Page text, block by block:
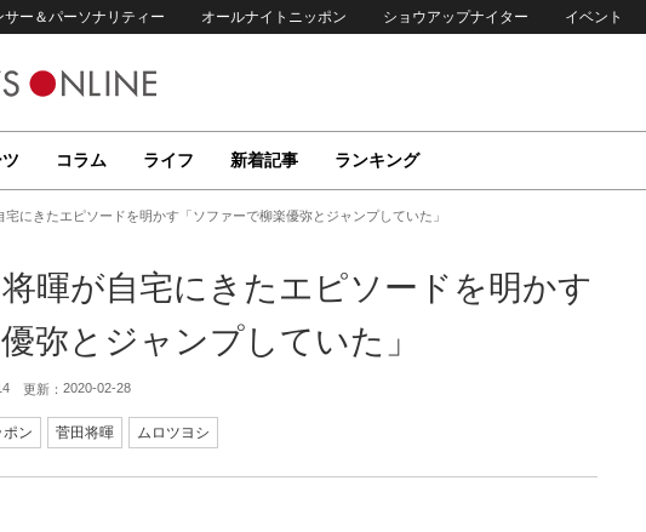
サー＆パーソナリティー オールナイトニッポン ショウアップナイター イベント
コラム ライフ 新着記事 ランキング
宅にきたエピソードを明かす「ソファーで柳楽優弥とジャンプしていた」
暉が自宅にきたエピソードを明かす
弥とジャンプしていた」
更新： 2020-02-28
ン 菅田将暉 ムロツヨシ